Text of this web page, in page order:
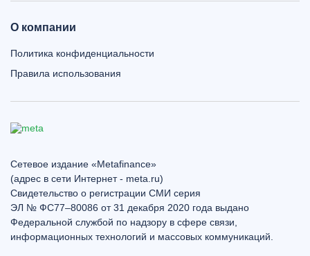
О компании
Политика конфиденциальности
Правила использования
Сетевое издание «Metafinance»
(адрес в сети Интернет - meta.ru)
Свидетельство о регистрации СМИ серия
ЭЛ № ФС77–80086 от 31 декабря 2020 года выдано
Федеральной службой по надзору в сфере связи,
информационных технологий и массовых коммуникаций.